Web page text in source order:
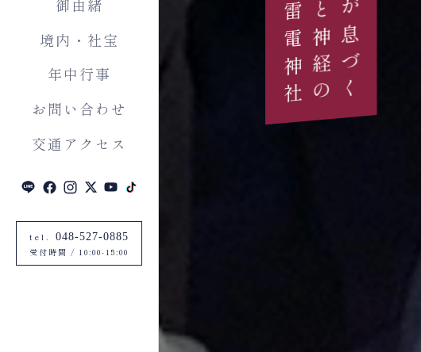
御由緒
境内・社宝
年中行事
お問い合わせ
交通アクセス
tel.
048-527-0885
受付時間 / 10:00-15:00
電
波・
IT
の
雷神様の力